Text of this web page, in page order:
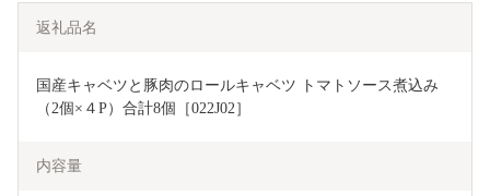
返礼品名
国産キャベツと豚肉のロールキャベツ トマトソース煮込み
（2個×４P）合計8個［022J02］
内容量